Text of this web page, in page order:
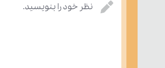
نظر خود را بنویسید.